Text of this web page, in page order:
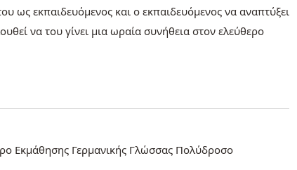
ως εκπαιδευόμενος και ο εκπαιδευόμενος να αναπτύξει
να του γίνει μια ωραία συνήθεια στον ελεύθερο
Εκμάθησης Γερμανικής Γλώσσας Πολύδροσο